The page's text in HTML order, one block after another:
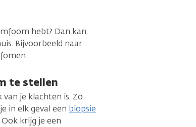
hebt? Dan kan
Bijvoorbeeld naar
te stellen
je klachten is. Zo
in elk geval een biopsie
krijg je een